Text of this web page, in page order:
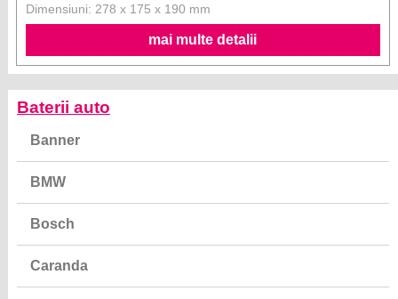
Dimensiuni: 278 x 175 x 190 mm
mai multe detalii
Baterii auto
Banner
BMW
Bosch
Caranda